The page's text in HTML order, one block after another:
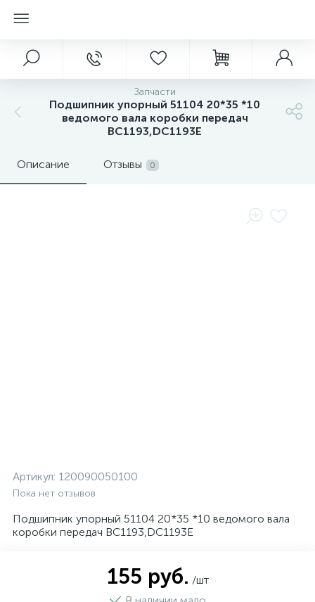
Запчасти
Подшипник упорный 51104 20*35 *10
ведомого вала коробки передач
BC1193,DC1193E
Описание Отзывы 0
Артикул: 120090050100
Пока нет отзывов
Подшипник упорный 51104 20*35 *10 ведомого вала
коробки передач BC1193,DC1193E
155 руб. /шт